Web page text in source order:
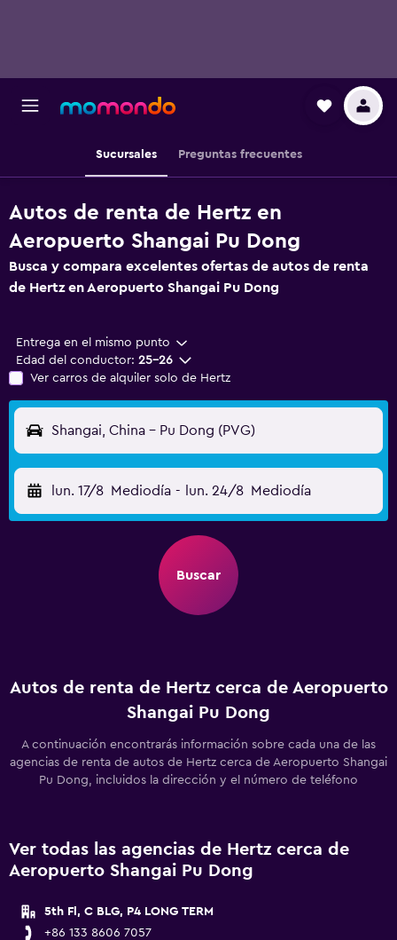
Sucursales Preguntas frecuentes
Autos de renta de Hertz en
Aeropuerto Shangai Pu Dong
Busca y compara excelentes ofertas de autos de renta
de Hertz en Aeropuerto Shangai Pu Dong
Entrega en el mismo punto
Edad del conductor: 25-26
Ver carros de alquiler solo de Hertz
Shangai, China - Pu Dong (PVG)
lun. 17/8 Mediodía - lun. 24/8 Mediodía
Buscar
Autos de renta de Hertz cerca de Aeropuerto
Shangai Pu Dong
A continuación encontrarás información sobre cada una de las
agencias de renta de autos de Hertz cerca de Aeropuerto Shangai
Pu Dong, incluidos la dirección y el número de teléfono
Ver todas las agencias de Hertz cerca de
Aeropuerto Shangai Pu Dong
5th Fl, C BLG, P4 LONG TERM
+86 133 8606 7057